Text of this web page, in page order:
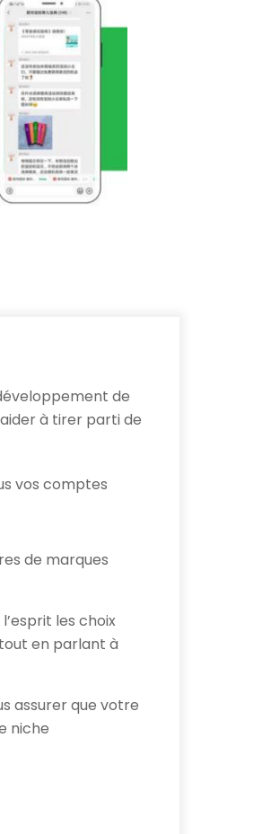
de
à tirer parti de
vos comptes
de marques
les choix
en parlant à
assurer que votre
niche